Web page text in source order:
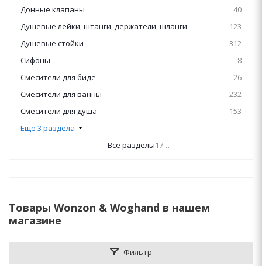
Донные клапаны
40
Душевые лейки, штанги, держатели, шланги
123
Душевые стойки
312
Сифоны
8
Смесители для биде
26
Смесители для ванны
232
Смесители для душа
153
Ещё 3 раздела
Все разделы
1746
Товары Wonzon & Woghand в нашем
магазине
Фильтр